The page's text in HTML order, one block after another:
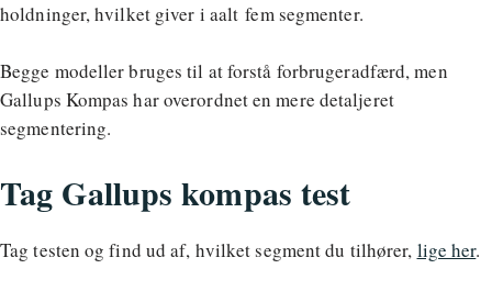
holdninger, hvilket giver i aalt fem segmenter.
Begge modeller bruges til at forstå forbrugeradfærd, men
Gallups Kompas har overordnet en mere detaljeret
segmentering.
Tag Gallups kompas test
Tag testen og find ud af, hvilket segment du tilhører, lige her.